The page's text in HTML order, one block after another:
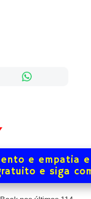
e empatia
e siga